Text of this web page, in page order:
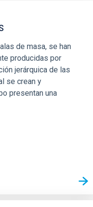
de masa, se han
producidas por
jerárquica de las
se crean y
presentan una